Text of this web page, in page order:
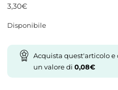
3,30€
Disponibile
Acquista quest'articolo e
un valore di 0,08€